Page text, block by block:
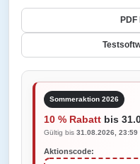
Sommeraktion 2026
10 % Rabatt bis
Gültig bis 31.08.2026, 23:59
Aktionscode: